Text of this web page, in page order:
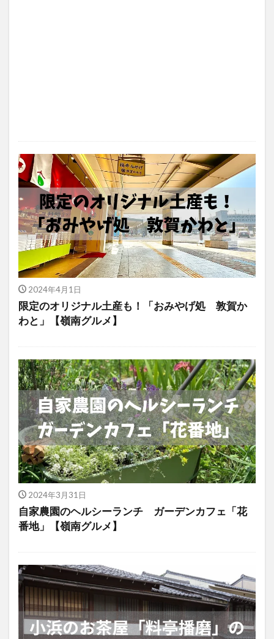
2024年4月1日
限定のオリジナル土産も！「おみやげ処 敦賀か
わと」【嶺南グルメ】
2024年3月31日
自家農園のヘルシーランチ ガーデンカフェ「花
番地」【嶺南グルメ】